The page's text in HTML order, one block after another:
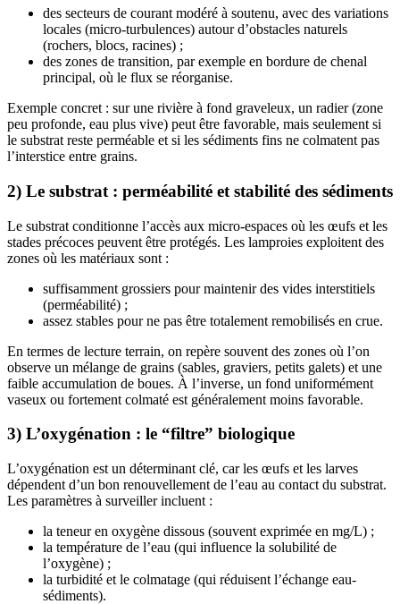
des secteurs de courant modéré à soutenu, avec des variations
locales (micro-turbulences) autour d’obstacles naturels
(rochers, blocs, racines) ;
des zones de transition, par exemple en bordure de chenal
principal, où le flux se réorganise.
Exemple concret : sur une rivière à fond graveleux, un radier (zone
peu profonde, eau plus vive) peut être favorable, mais seulement si
le substrat reste perméable et si les sédiments fins ne colmatent pas
l’interstice entre grains.
2) Le substrat : perméabilité et stabilité des sédiments
Le substrat conditionne l’accès aux micro-espaces où les œufs et les
stades précoces peuvent être protégés. Les lamproies exploitent des
zones où les matériaux sont :
suffisamment grossiers pour maintenir des vides interstitiels
(perméabilité) ;
assez stables pour ne pas être totalement remobilisés en crue.
En termes de lecture terrain, on repère souvent des zones où l’on
observe un mélange de grains (sables, graviers, petits galets) et une
faible accumulation de boues. À l’inverse, un fond uniformément
vaseux ou fortement colmaté est généralement moins favorable.
3) L’oxygénation : le “filtre” biologique
L’oxygénation est un déterminant clé, car les œufs et les larves
dépendent d’un bon renouvellement de l’eau au contact du substrat.
Les paramètres à surveiller incluent :
la teneur en oxygène dissous (souvent exprimée en mg/L) ;
la température de l’eau (qui influence la solubilité de
l’oxygène) ;
la turbidité et le colmatage (qui réduisent l’échange eau-
sédiments).